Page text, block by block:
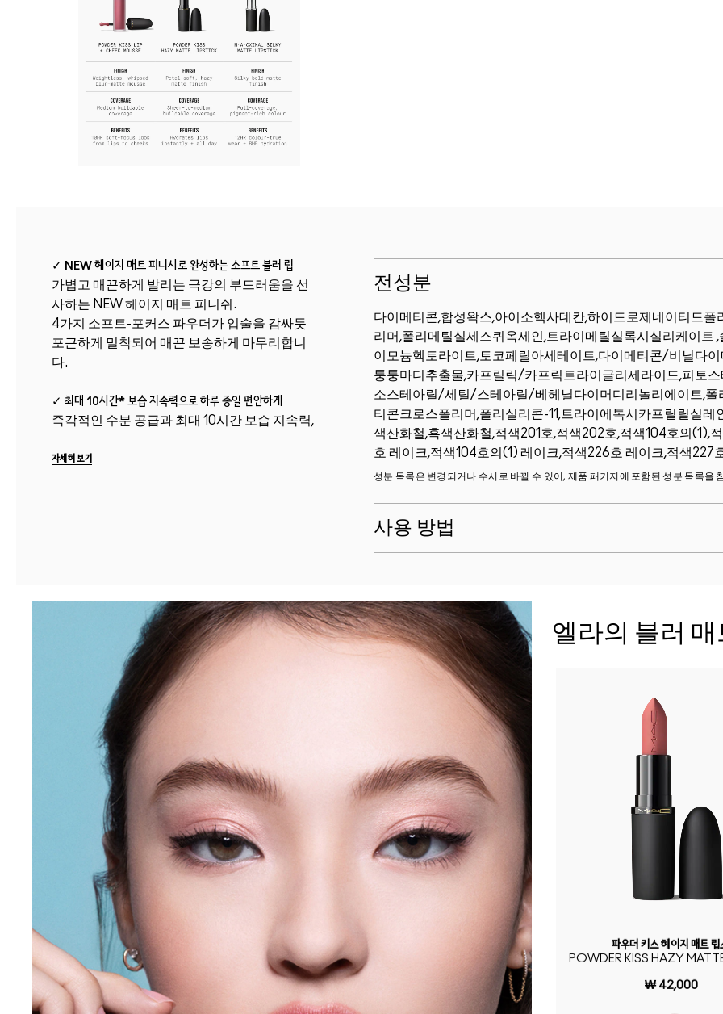
✓ NEW 헤이지 매트 피니시로 완성하는 소프트 블러 립
가볍고 매끈하게 발리는 극강의 부드러움을 선
사하는 NEW 헤이지 매트 피니쉬.
4가지 소프트-포커스 파우더가 입술을 감싸듯
포근하게 밀착되어 매끈 보송하게 마무리합니
다.
✓ 최대 10시간* 보습 지속력으로 하루 종일 편안하게
즉각적인 수분 공급과 최대 10시간 보습 지속력,
건조함 없이 하루 종...
자세히 보기
전성분
다이메티콘,합성왁스,아이소헥사데칸,하이드로제네이티드
리머,폴리메틸실세스퀴옥세인,트라이메틸실록시실리케이트
이모늄헥토라이트,토코페릴아세테이트,다이메티콘/비닐다
퉁퉁마디추출물,카프릴릭/카프릭트라이글리세라이드,피토
소스테아릴/세틸/스테아릴/베헤닐다이머디리놀리에이트,폴
티콘크로스폴리머,폴리실리콘-11,트라이에톡시카프릴릴실
색산화철,흑색산화철,적색201호,적색202호,적색104호의(1),
호 레이크,적색104호의(1) 레이크,적색226호 레이크,적색227
성분 목록은 변경되거나 수시로 바뀔 수 있어, 제품 패키지에 포함된 성분 목록을
사용 방법
엘라의 블러
파우더 키스 헤이지 매트 립
POWDER KISS HAZY
₩ 42,000